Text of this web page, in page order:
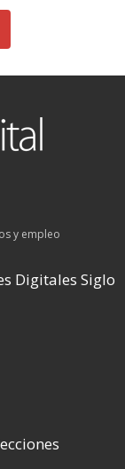
y empleo
Digitales Siglo